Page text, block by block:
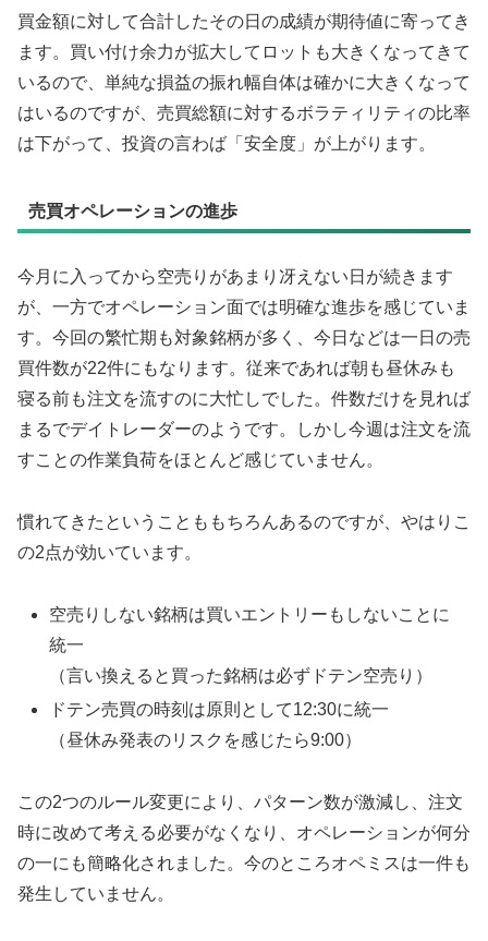
買金額に対して合計したその日の成績が期待値に寄ってき
ます。買い付け余力が拡大してロットも大きくなってきて
いるので、単純な損益の振れ幅自体は確かに大きくなって
はいるのですが、売買総額に対するボラティリティの比率
は下がって、投資の言わば「安全度」が上がります。
売買オペレーションの進歩
今月に入ってから空売りがあまり冴えない日が続きます
が、一方でオペレーション面では明確な進歩を感じていま
す。今回の繁忙期も対象銘柄が多く、今日などは一日の売
買件数が22件にもなります。従来であれば朝も昼休みも
寝る前も注文を流すのに大忙しでした。件数だけを見れば
まるでデイトレーダーのようです。しかし今週は注文を流
すことの作業負荷をほとんど感じていません。
慣れてきたということももちろんあるのですが、やはりこ
の2点が効いています。
空売りしない銘柄は買いエントリーもしないことに
統一
（言い換えると買った銘柄は必ずドテン空売り）
ドテン売買の時刻は原則として12:30に統一
（昼休み発表のリスクを感じたら9:00）
この2つのルール変更により、パターン数が激減し、注文
時に改めて考える必要がなくなり、オペレーションが何分
の一にも簡略化されました。今のところオペミスは一件も
発生していません。